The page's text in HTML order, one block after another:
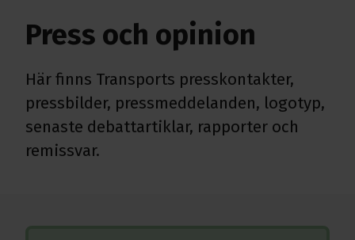
Press och opinion
Här finns Transports presskontakter,
pressbilder, pressmeddelanden, logotyp,
senaste debattartiklar, rapporter och
remissvar.